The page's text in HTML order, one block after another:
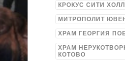
КРОКУС СИТИ ХОЛЛ
МИТРОПОЛИТ
ХРАМ ГЕОРГИЯ
ХРАМ
КОТОВО